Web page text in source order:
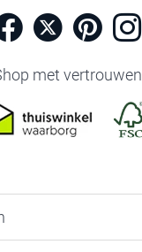
met vertrouwen